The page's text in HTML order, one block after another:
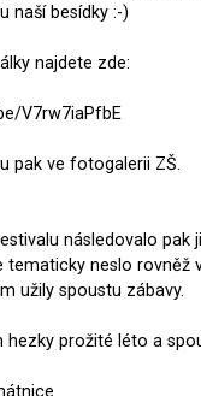
naší besídky :-)
najdete zde:
V7rw7iaPfbE
pak ve fotogalerii ZŠ.
následovalo pak
tematicky neslo rovněž
užily spoustu zábavy.
hezky prožité léto a